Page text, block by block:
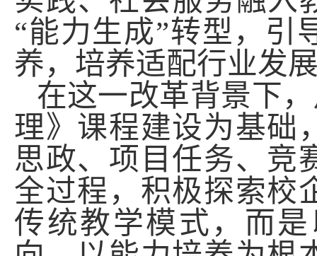
“能力生成”转型，引
养，培养适配行业发
在这一改革背景下
理》 课程建设为基础
思政、项目任务、竞
全过程，积极探索校
传统教学模式 ，而是